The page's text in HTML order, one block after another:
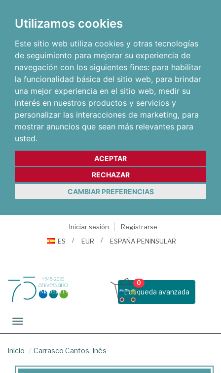
Utilizamos cookies
Este sitio web utiliza cookies y otras tecnologías
de seguimiento para mejorar su experiencia de
navegación con los siguientes fines: para habilitar
la funcionalidad básica del sitio web, para brindar
una mejor experiencia en el sitio web, medir su
interés en nuestros productos y servicios y
personalizar las interacciones de marketing, para
mostrar anuncios que sean más relevantes para
usted.
ACEPTAR
RECHAZAR
CAMBIAR PREFERENCIAS
Iniciar sesión
Registrarse
ES
EUR ESPAÑA PENINSULAR
Busqueda avanzada
0
Toggle navigation
Inicio Carrasco Cantos, Inés